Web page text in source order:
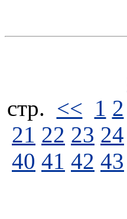
стp. << 1 2
21 22 23 24
40 41 42 43